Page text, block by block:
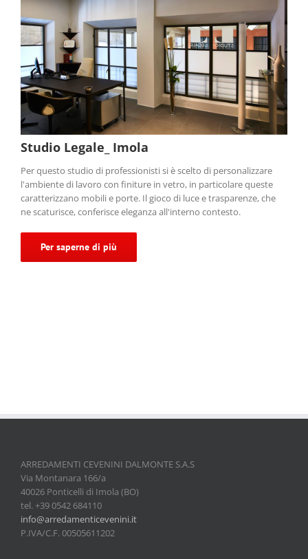
Studio Legale_ Imola
Per questo studio di professionisti si è scelto di personalizzare
l'ambiente di lavoro con finiture in vetro, in particolare queste
caratterizzano mobili e porte. Il gioco di luce e trasparenze, che
ne scaturisce, conferisce eleganza all'interno contesto.
Per saperne di più
ARREDAMENTI CEVENINI DALMONTE S.A.S
Via Montanara 166/a
40026 Ponticelli di Imola (BO)
tel. +39 0542 684110
info@arredamenticevenini.it
P.IVA/C.F. 00505611202